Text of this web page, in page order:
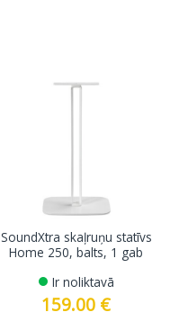
SoundXtra skaļruņu statīvs
Home 250, balts, 1 gab
Ir noliktavā
159.00 €